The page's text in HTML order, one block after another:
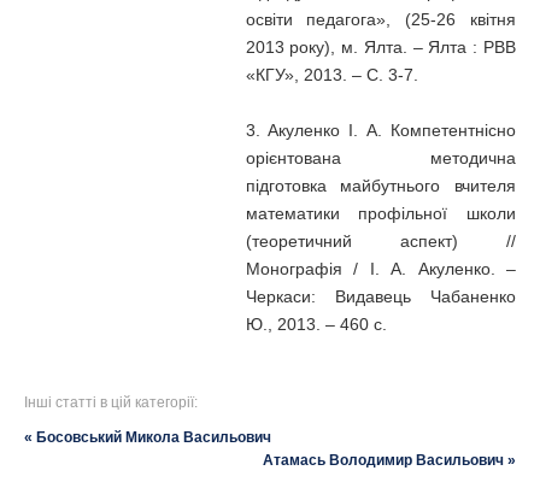
освіти педагога», (25-26 квітня
2013 року), м. Ялта. – Ялта : РВВ
«КГУ», 2013. – С. 3-7.
3. Акуленко І. А. Компетентнісно
орієнтована методична
підготовка майбутнього вчителя
математики профільної школи
(теоретичний аспект) //
Монографія / І. А. Акуленко. –
Черкаси: Видавець Чабаненко
Ю., 2013. – 460 с.
Інші статті в цій категорії:
« Босовський Микола Васильович
Атамась Володимир Васильович »